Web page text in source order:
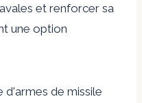
et renforcer sa
une option
d'armes de missile